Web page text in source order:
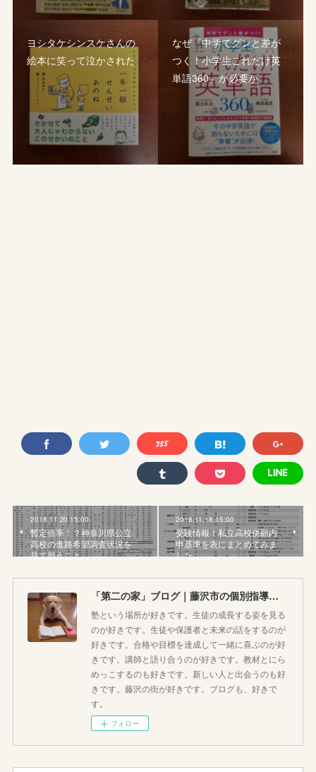
ヨシタケシンスケさんの
絵本に笑って泣かされた
なぜ『中学でグンと差が
つく！小学生これだけ英
単語360』が必要か
2018.11.20 15:00
暫定倍率！？神奈川県公立
高校の進路希望調査状況を
見て思うこと
2018.11.18 15:00
受験情報！私立高校併願内
申基準を表にまとめてみま
した
「第二の家」ブログ｜藤沢市の個別指導塾のお話
塾という場所が好きです。生徒の成長する姿を見る
のが好きです。生徒や保護者と未来の話をするのが
好きです。合格や目標を達成して一緒に喜ぶのが好
きです。講師と語り合うのが好きです。教材とにら
めっこするのも好きです。新しい人と出会うのも好
きです。藤沢の街が好きです。ブログも、好きで
す。
フォロー